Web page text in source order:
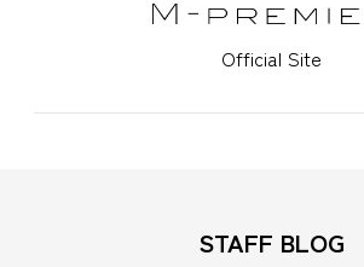
Official Site
STAFF BLOG